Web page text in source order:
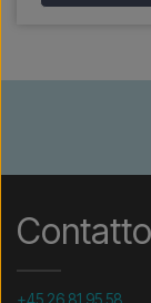
Contatto